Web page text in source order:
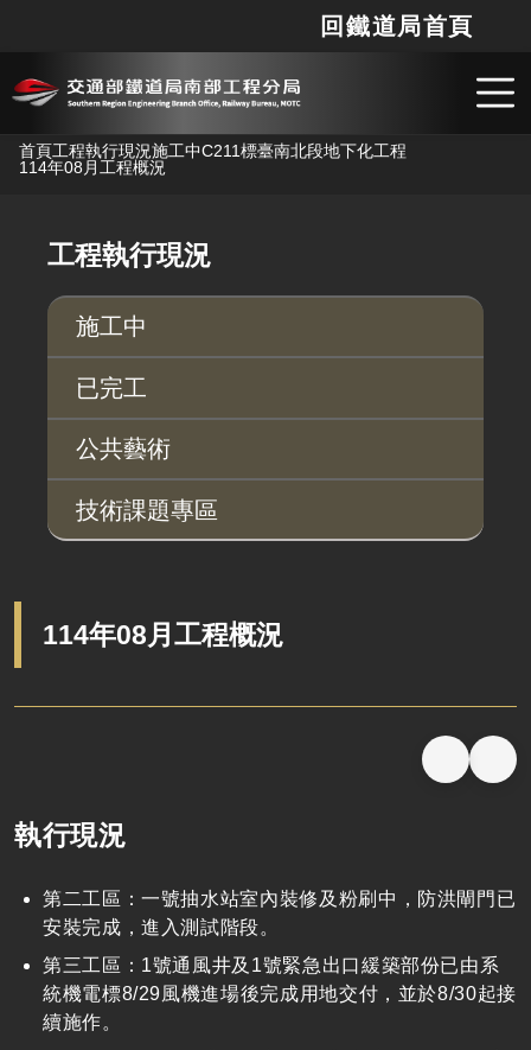
跳到主要內容
回鐵道局首頁
首頁工程執行現況施工中C211標臺南北段地下化工程
114年08月工程概況
工程執行現況
施工中
已完工
公共藝術
技術課題專區
114年08月工程概況
執行現況
第二工區：一號抽水站室內裝修及粉刷中，防洪閘門已
安裝完成，進入測試階段。
第三工區：1號通風井及1號緊急出口緩築部份已由系
統機電標8/29風機進場後完成用地交付，並於8/30起接
續施作。